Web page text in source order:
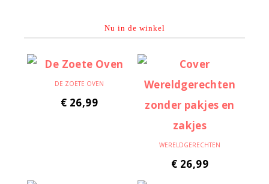
Nu in de winkel
DE ZOETE OVEN
€ 26,99
WERELDGERECHTEN
€ 26,99